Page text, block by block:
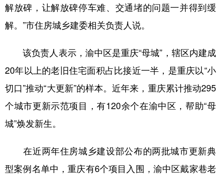
解放碑，让解放碑停车难、交通堵的问题一并得到缓
解。”市住房城乡建委相关负责人说。
该负责人表示，渝中区是重庆“母城”，辖区内建成
20年以上的老旧住宅面积占比接近一半，是重庆以“小
切口”推动“大更新”的样本。近年来，重庆累计推动295
个城市更新示范项目，有120余个在渝中区，帮助“母
城”焕发新生。
在近两年住房城乡建设部公布的两批城市更新典
型案例名单中，重庆有6个项目入围，渝中区戴家巷老